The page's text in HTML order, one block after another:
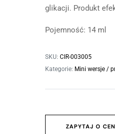
glikacji. Produkt
Pojemność: 14 ml
SKU: CIR-003005
Kategorie: Mini wersje /
ZAPYTAJ O